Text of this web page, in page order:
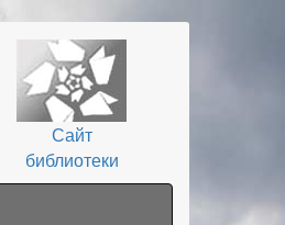
Сайт
библиотеки